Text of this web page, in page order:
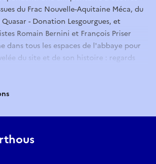
du Frac Nouvelle-Aquitaine Méca, du
- Donation Lesgourgues, et
Romain Bernini et François Priser
dans tous les espaces de l'abbaye pour
du site et de son histoire : regards
inattendues, carambolages
en décalage ou en résonance au